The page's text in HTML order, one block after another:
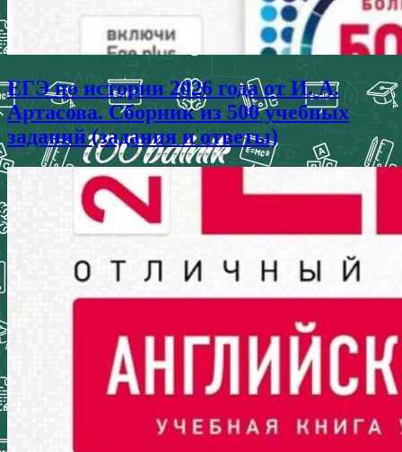
ЕГЭ по истории 2026 года от И. А.
Артасова. Сборник из 500 учебных
заданий (задания и ответы)